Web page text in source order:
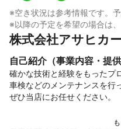
※空き状況は参考情報です。
※以降の予定を希望の場合は
株式会社アサヒカ
自己紹介（事業内容・提
確かな技術と経験をもったプ
車検などのメンテナンスを行
ぜひ当店にお任せください。